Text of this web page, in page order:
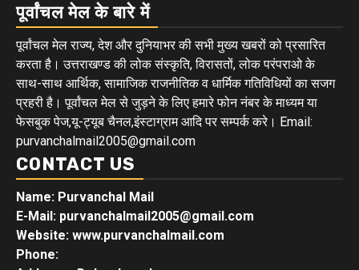
पूर्वांचल मेल के बारे में
पूर्वांचल मेल राज्य, देश और दुनियाभर की सभी मुख्य खबरों को प्रसारित
करता है। उत्तराखण्ड की लोक संस्कृति, विरासतों, लोक परंपराओ के
साथ-साथ आर्थिक, सामाजिक राजनीतिक व धार्मिक गतिविधियों का सजग
प्रहरी है। पूर्वांचल मेल से जुड़ने के लिए हमारे फोन नंबर के माध्यम या
फेसबुक पेज,यू-ट्यूब चैनल,इंस्टाग्राम आदि पर सम्पर्क करे। Email:
purvanchalmail2005@gmail.com
CONTACT US
Name: Purvanchal Mail
E-Mail: purvanchalmail2005@gmail.com
Website: www.purvanchalmail.com
Phone: